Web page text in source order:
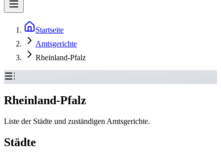
Startseite
Amtsgerichte
Rheinland-Pfalz
Rheinland-Pfalz
Liste der Städte und zuständigen Amtsgerichte.
Städte